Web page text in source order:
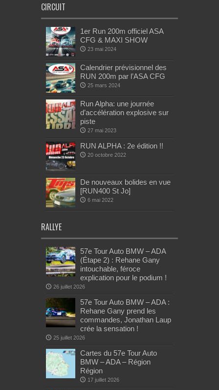
CIRCUIT
1er Run 200m officiel ASA
CFG & MAXI SHOW
23 mai 2024
Calendrier prévisionnel des
RUN 200m par l’ASA CFG
25 mars 2024
Run Alpha: une journée
d’accélération explosive sur
piste
27 mai 2023
RUN ALPHA : 2e édition !!
20 octobre 2022
De nouveaux bolides en vue
[RUN400 St Jo]
6 mai 2022
RALLYE
57e Tour Auto BMW – ADA
(Étape 2) : Rehane Gany
intouchable, féroce
explication pour le podium !
26 juillet 2026
57e Tour Auto BMW – ADA :
Rehane Gany prend les
commandes, Jonathan Laup
crée la sensation !
25 juillet 2026
Cartes du 57e Tour Auto
BMW – ADA – Région
Région
17 juillet 2026